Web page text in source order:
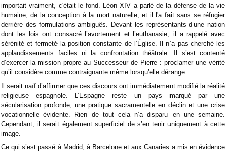
importait vraiment, c'était le fond. Léon XIV a parlé de la défense de la vie
humaine, de la conception à la mort naturelle, et il l'a fait sans se réfugier
derrière des formulations ambiguës. Devant les représentants d’une nation
dont les lois ont consacré l’avortement et l’euthanasie, il a rappelé avec
sérénité et fermeté la position constante de l’Église. Il n’a pas cherché les
applaudissements faciles ni la confrontation théâtrale. Il s’est contenté
d’exercer la mission propre au Successeur de Pierre : proclamer une vérité
qu’il considère comme contraignante même lorsqu’elle dérange.
Il serait naïf d’affirmer que ces discours ont immédiatement modifié la réalité
religieuse espagnole. L’Espagne reste un pays marqué par une
sécularisation profonde, une pratique sacramentelle en déclin et une crise
vocationnelle évidente. Rien de tout cela n’a disparu en une semaine.
Cependant, il serait également superficiel de s’en tenir uniquement à cette
image.
Ce qui s’est passé à Madrid, à Barcelone et aux Canaries a mis en évidence